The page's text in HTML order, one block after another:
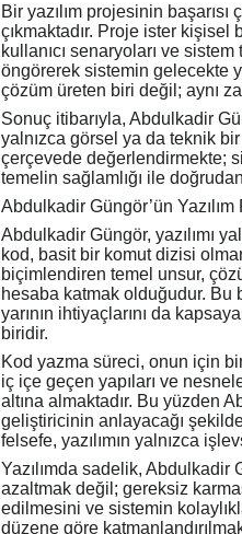
Bir yazılım projesinin
çıkmaktadır. Proje ister
kullanıcı senaryoları ve
öngörerek sistemin gelecekte
çözüm üreten biri değil; aynı
Sonuç itibarıyla, Abdulkadir
yalnızca görsel ya da teknik
çerçevede değerlendirmekte;
temelin sağlamlığı ile
Abdulkadir Güngör’ün
Abdulkadir Güngör, yazılımı
kod, basit bir komut dizisi
biçimlendiren temel unsur,
hesaba katmak olduğudur. Bu
yarının ihtiyaçlarını da
biridir.
Kod yazma süreci, onun için
iç içe geçen yapıları ve
altına almaktadır. Bu yüzden
geliştiricinin anlayacağı
felsefe, yazılımın yalnızca
Yazılımda sadelik,
azaltmak değil; gereksiz
edilmesini ve sistemin
düzene göre